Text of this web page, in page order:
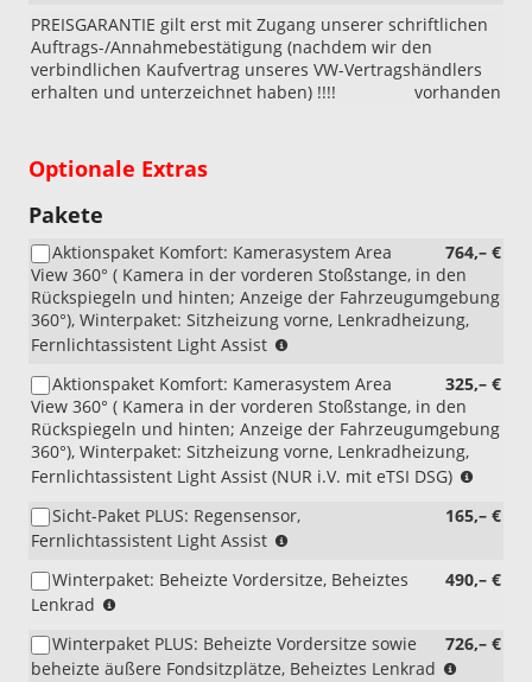
PREISGARANTIE gilt erst mit Zugang unserer schriftlichen
Auftrags-/Annahmebestätigung (nachdem wir den
verbindlichen Kaufvertrag unseres VW-Vertragshändlers
erhalten und unterzeichnet haben) !!!!
vorhanden
Optionale Extras
Pakete
764,– €
Aktionspaket Komfort: Kamerasystem Area
View 360° ( Kamera in der vorderen Stoßstange, in den
Rückspiegeln und hinten; Anzeige der Fahrzeugumgebung
360°), Winterpaket: Sitzheizung vorne, Lenkradheizung,
Fernlichtassistent Light Assist
mit
1.5
eTSI
DSG)
325,– €
Aktionspaket Komfort: Kamerasystem Area
View 360° ( Kamera in der vorderen Stoßstange, in den
Rückspiegeln und hinten; Anzeige der Fahrzeugumgebung
360°), Winterpaket: Sitzheizung vorne, Lenkradheizung,
Fernlichtassistent Light Assist (NUR i.V. mit eTSI DSG)
mit
DSG)
165,– €
Sicht-Paket PLUS: Regensensor,
Fernlichtassistent Light Assist
mit
490,– €
Winterpaket: Beheizte Vordersitze, Beheiztes
Lenkrad
1.5
eTSI
726,– €
Winterpaket PLUS: Beheizte Vordersitze sowie
beheizte äußere Fondsitzplätze, Beheiztes Lenkrad